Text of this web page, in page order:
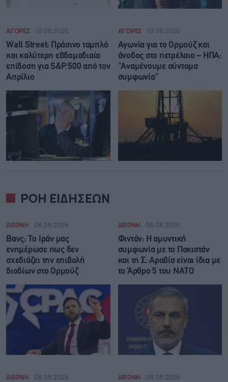
ΑΓΟΡΕΣ 07.08.2026
Wall Street: Πράσινο ταμπλό
και καλύτερη εβδομαδιαία
επίδοση για S&P 500 από τον
Απρίλιο
ΑΓΟΡΕΣ 07.08.2026
Αγωνία για το Ορμούζ και
άνοδος στο πετρέλαιο – ΗΠΑ:
“Αναμένουμε σύντομα
συμφωνία”
ΡΟΗ ΕΙΔΗΣΕΩΝ
ΔΙΕΘΝΗ 08.08.2026
Βανς: Το Ιράν μας
ενημέρωσε πως δεν
σχεδιάζει την επιβολή
διοδίων στο Ορμούζ
ΔΙΕΘΝΗ 08.08.2026
Φιντάν: Η αμυντική
συμφωνία με το Πακιστάν
και τη Σ. Αραβία είναι ίδια με
τo Άρθρο 5 του ΝΑΤΟ
ΔΙΕΘΝΗ 08.08.2026 ΔΙΕΘΝΗ 08.08.2026